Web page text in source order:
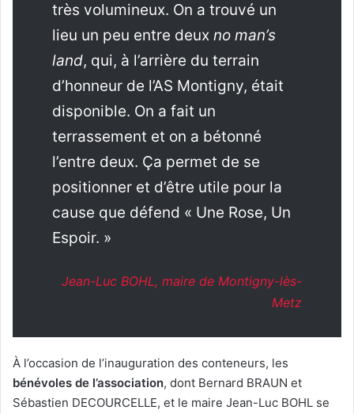
très volumineux. On a trouvé un
lieu un peu entre deux no man’s
land, qui, à l’arrière du terrain
d’honneur de l’AS Montigny, était
disponible. On a fait un
terrassement et on a bétonné
l’entre deux. Ça permet de se
positionner et d’être utile pour la
cause que défend « Une Rose, Un
Espoir. »
Jean-Luc BOHL, maire de Montigny-lès-
Metz
À l’occasion de l’inauguration des conteneurs, les
bénévoles de l’association, dont Bernard BRAUN et
Sébastien DECOURCELLE, et le maire Jean-Luc BOHL se